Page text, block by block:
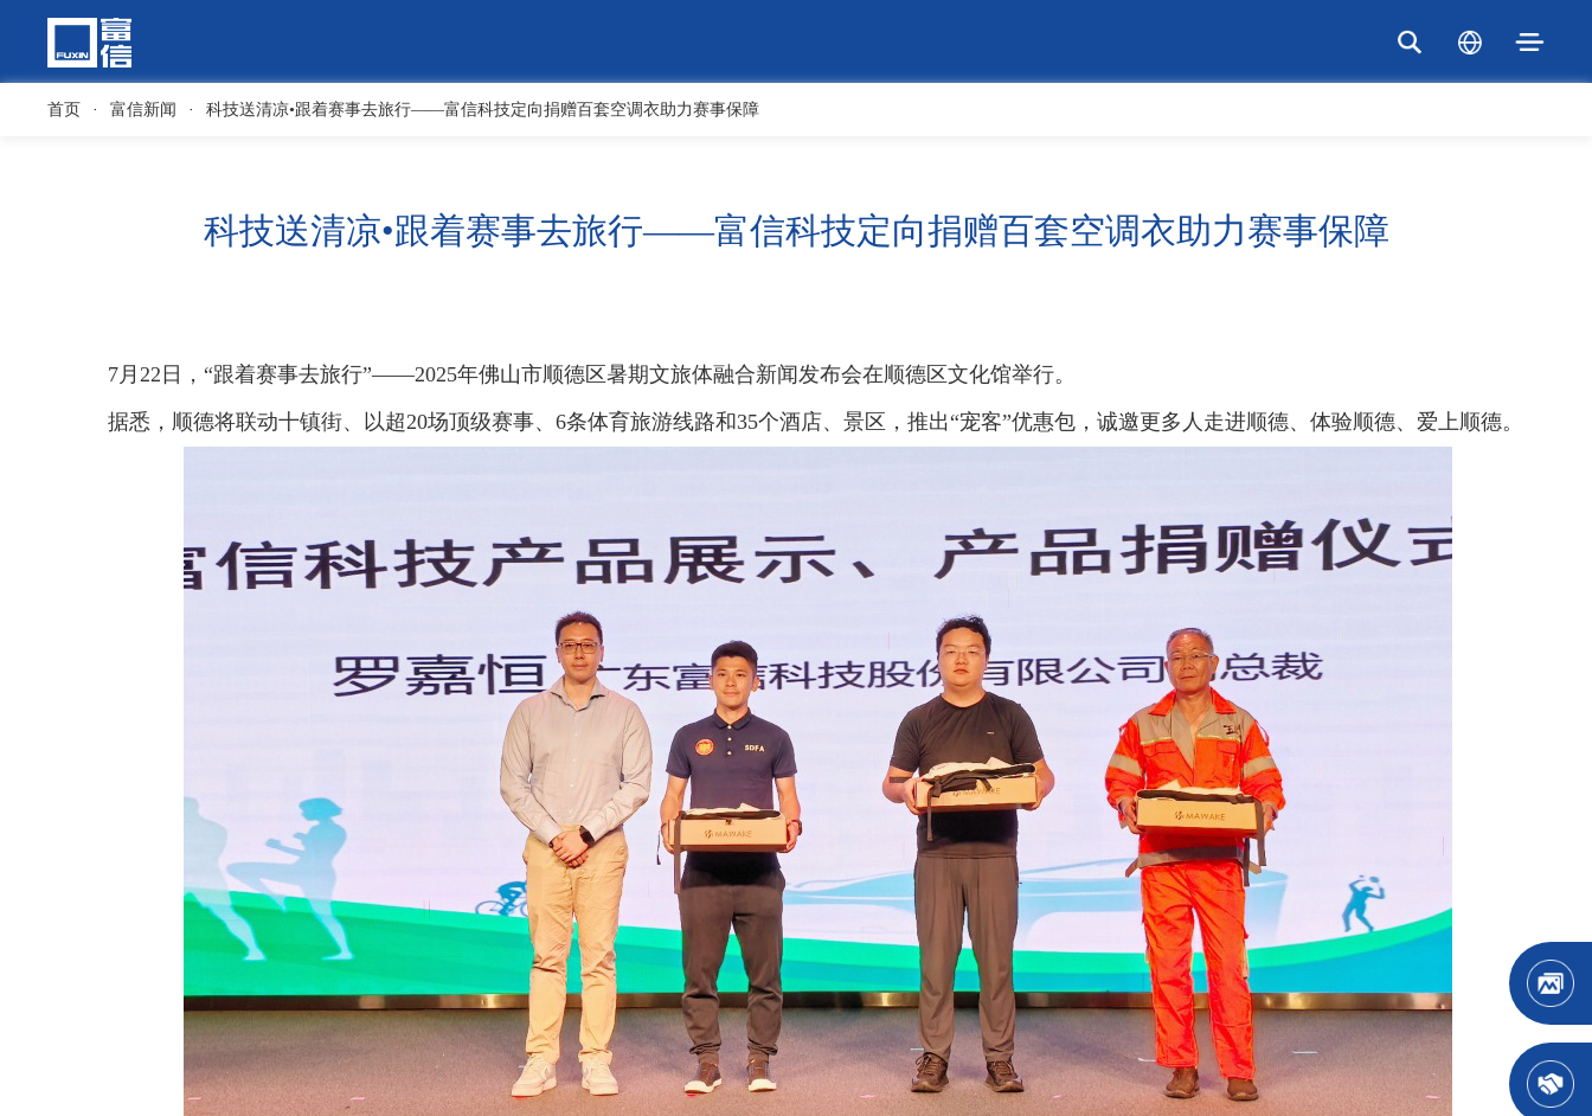
首页 · 富信新闻 · 科技送清凉•跟着赛事去旅行——富信科技定向捐赠百套空调衣助力赛事保障
科技送清凉•跟着赛事去旅行——富信科技定向捐赠百套空调衣助力赛事保障
7月22日，“跟着赛事去旅行”——2025年佛山市顺德区暑期文旅体融合新闻发布会在顺德区文化馆举行。
据悉，顺德将联动十镇街、以超20场顶级赛事、6条体育旅游线路和35个酒店、景区，推出“宠客”优惠包，诚邀更多人走进顺德、体验顺德、爱上顺德。